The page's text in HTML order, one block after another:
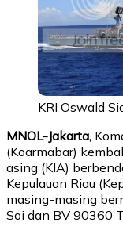
KRI Oswald
MNOL-Jakarta,
(Koarmabar)
asing (KIA)
Kepulauan Riau
masing-masing
Soi dan BV 90360